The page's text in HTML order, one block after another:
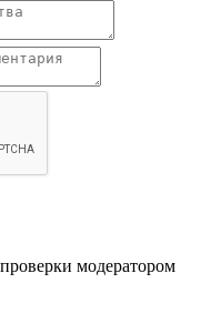
модератором